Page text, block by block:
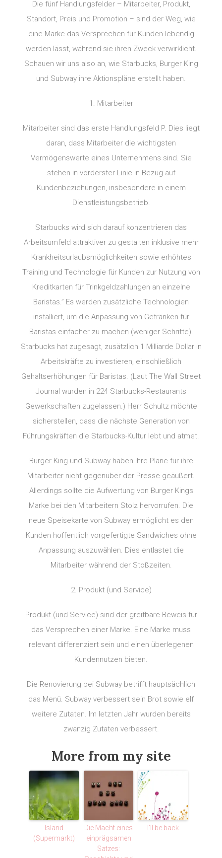
Die fünf Handlungsfelder – Mitarbeiter, Produkt,
Standort, Preis und Promotion – sind der Weg, wie
eine Marke das Versprechen für Kunden lebendig
werden lässt, während sie ihren Zweck verwirklicht.
Schauen wir uns also an, wie Starbucks, Burger King
und Subway ihre Aktionspläne erstellt haben.
1. Mitarbeiter
Mitarbeiter sind das erste Handlungsfeld P. Dies liegt
daran, dass Mitarbeiter die wichtigsten
Vermögenswerte eines Unternehmens sind. Sie
stehen in vorderster Linie in Bezug auf
Kundenbeziehungen, insbesondere in einem
Dienstleistungsbetrieb.
Starbucks wird sich darauf konzentrieren das
Arbeitsumfeld attraktiver zu gestalten inklusive mehr
Krankheitsurlaubsmöglichkeiten sowie erhöhtes
Training und Technologie für Kunden zur Nutzung von
Kreditkarten für Trinkgeldzahlungen an einzelne
Baristas.” Es werden zusätzliche Technologien
installiert, um die Anpassung von Getränken für
Baristas einfacher zu machen (weniger Schritte).
Starbucks hat zugesagt, zusätzlich 1 Milliarde Dollar in
Arbeitskräfte zu investieren, einschließlich
Gehaltserhöhungen für Baristas. (Laut The Wall Street
Journal wurden in 224 Starbucks-Restaurants
Gewerkschaften zugelassen.) Herr Schultz möchte
sicherstellen, dass die nächste Generation von
Führungskräften die Starbucks-Kultur lebt und atmet.
Burger King und Subway haben ihre Pläne für ihre
Mitarbeiter nicht gegenüber der Presse geäußert.
Allerdings sollte die Aufwertung von Burger Kings
Marke bei den Mitarbeitern Stolz hervorrufen. Die
neue Speisekarte von Subway ermöglicht es den
Kunden hoffentlich vorgefertigte Sandwiches ohne
Anpassung auszuwählen. Dies entlastet die
Mitarbeiter während der Stoßzeiten.
2. Produkt (und Service)
Produkt (und Service) sind der greifbare Beweis für
das Versprechen einer Marke. Eine Marke muss
relevant differenziert sein und einen überlegenen
Kundennutzen bieten.
Die Renovierung bei Subway betrifft hauptsächlich
das Menü. Subway verbessert sein Brot sowie elf
weitere Zutaten. Im letzten Jahr wurden bereits
zwanzig Zutaten verbessert.
More from my site
Island
(Supermarkt)
Die Macht eines
einprägsamen
Satzes:
I’ll be back